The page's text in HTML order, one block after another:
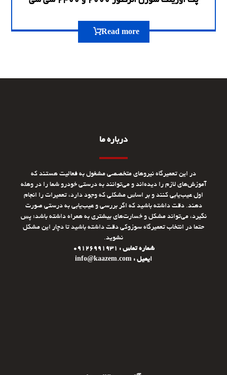
Read more
درباره ما
در این تعمیرگاه نیروهای متخصصی مشغول به فعالیت هستند که
آموزش‌های لازم را دیده‌اند و می‌توانند به درستی خودرو شما را در وهله
اول عیب‌یابی کنند و بر اساس مشکلی که وجود دارد، تعمیرات را انجام
دهند. دقت داشته باشید که اگر بررسی و عیب‌یابی به درستی صورت
نگیرد، می‌تواند مشکل و خسارت‌های بیشتری به همراه داشته باشد؛ پس
حتما در انتخاب تعمیرگاه سوزوکی دقت داشته باشید تا دچار این مشکل
نشوید.
شماره تماس : 09126991931
ایمیل : info@kaazem.com